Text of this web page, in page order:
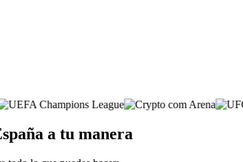
a tu manera